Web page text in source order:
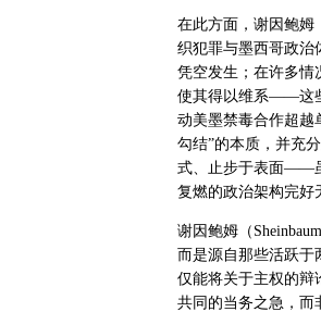
在此方面，谢因鲍姆
织犯罪与墨西哥政治
凭空发生；在许多情
使其得以维系——这
动美墨禁毒合作超越
勾结”的本质，并充
式、止步于表面——
复燃的政治架构完好
谢因鲍姆（ Sheinbaum
而是源自那些活跃于
仅能将关于主权的
共同的当务之急，